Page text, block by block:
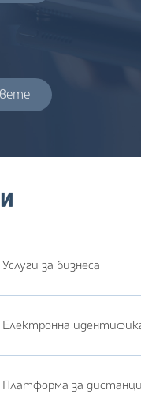
Услуги за бизнеса
Електронна
Платформа за